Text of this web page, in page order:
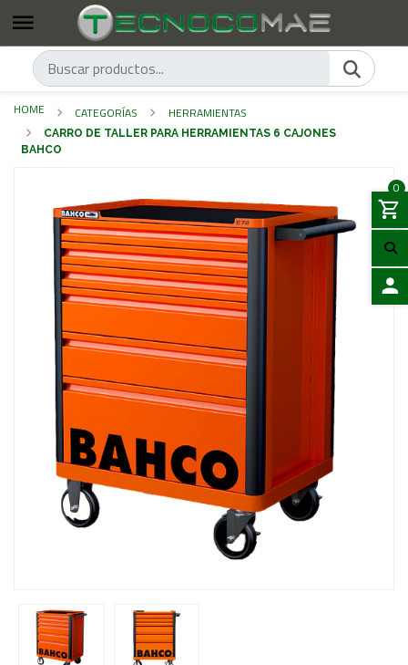
0
HOME CATEGORÍAS HERRAMIENTAS
CARRO DE TALLER PARA HERRAMIENTAS 6 CAJONES
BAHCO
Previous